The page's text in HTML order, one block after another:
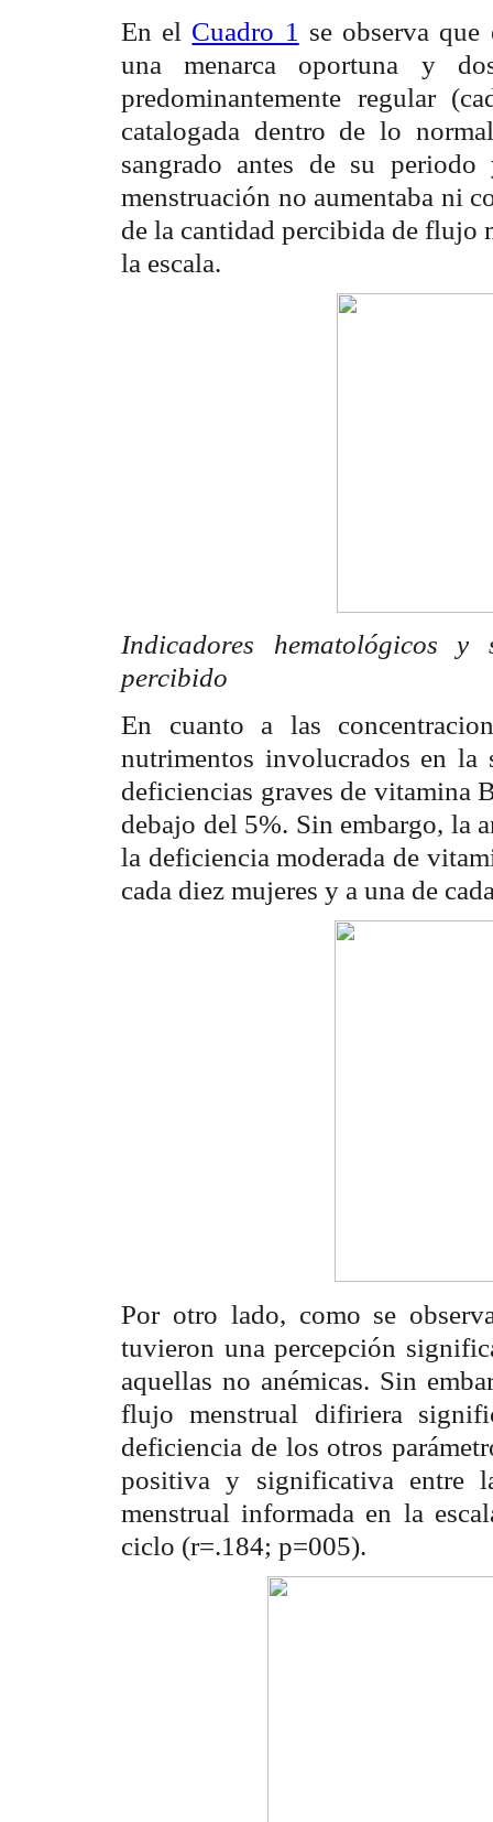
En el Cuadro 1 se observa
una menarca oportuna y
predominantemente regular
catalogada dentro de lo
sangrado antes de su
menstruación no aumentaba ni
de la cantidad percibida de flujo
la escala.
Indicadores hematológicos
percibido
En cuanto a las
nutrimentos involucrados en la
deficiencias graves de vitamina
debajo del 5%. Sin embargo, la
la deficiencia moderada de
cada diez mujeres y a una de
Por otro lado, como se
tuvieron una percepción
aquellas no anémicas. Sin
flujo menstrual difiriera
deficiencia de los otros
positiva y significativa entre
menstrual informada en la
ciclo (r=.184; p=005).